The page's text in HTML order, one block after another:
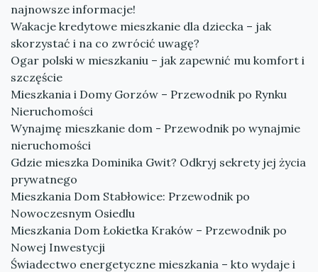
najnowsze informacje!
Wakacje kredytowe mieszkanie dla dziecka – jak
skorzystać i na co zwrócić uwagę?
Ogar polski w mieszkaniu – jak zapewnić mu komfort i
szczęście
Mieszkania i Domy Gorzów – Przewodnik po Rynku
Nieruchomości
Wynajmę mieszkanie dom - Przewodnik po wynajmie
nieruchomości
Gdzie mieszka Dominika Gwit? Odkryj sekrety jej życia
prywatnego
Mieszkania Dom Stabłowice: Przewodnik po
Nowoczesnym Osiedlu
Mieszkania Dom Łokietka Kraków – Przewodnik po
Nowej Inwestycji
Świadectwo energetyczne mieszkania – kto wydaje i